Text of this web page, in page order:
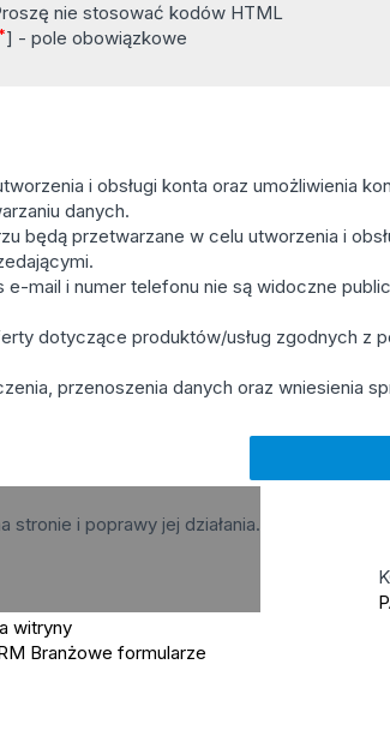
nie stosować kodów HTML
*] - pole obowiązkowe
i obsługi konta oraz umożliwienia
danych.
będą przetwarzane w celu utworzenia i
mail i numer telefonu nie są widoczne
dotyczące produktów/usług zgodnych z
przenoszenia danych oraz wniesienia
stronie i poprawy jej działania.
witryny
Branżowe formularze